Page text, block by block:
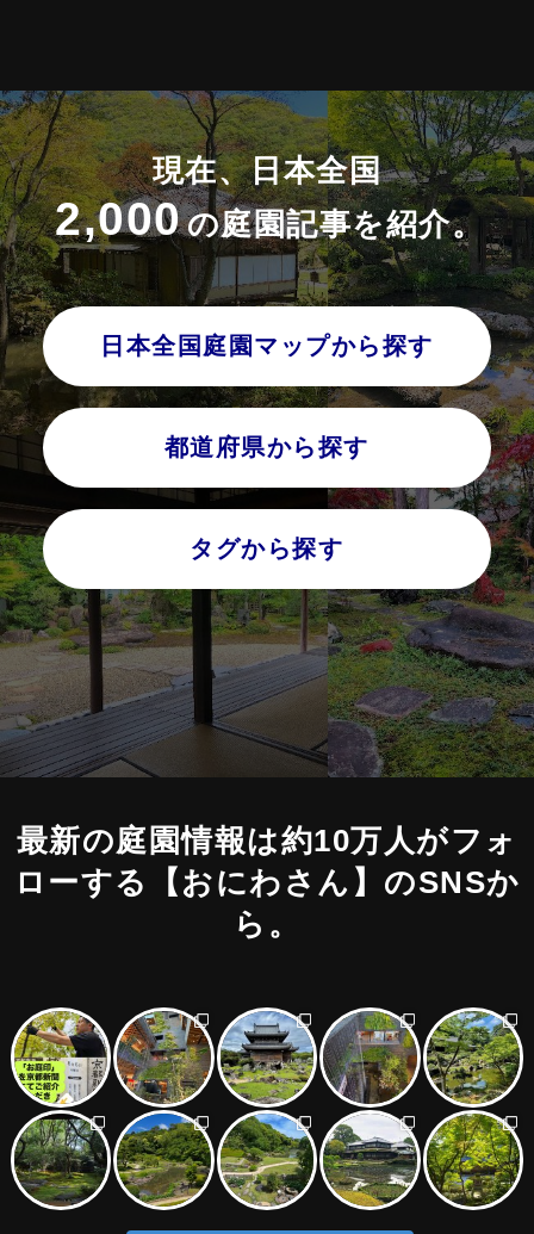
現在、日本全国
2,000の庭園記事を紹介。
日本全国庭園マップから探す
都道府県から探す
タグから探す
最新の庭園情報は約10万人がフォ
ローする
【おにわさん】のSNSか
ら。